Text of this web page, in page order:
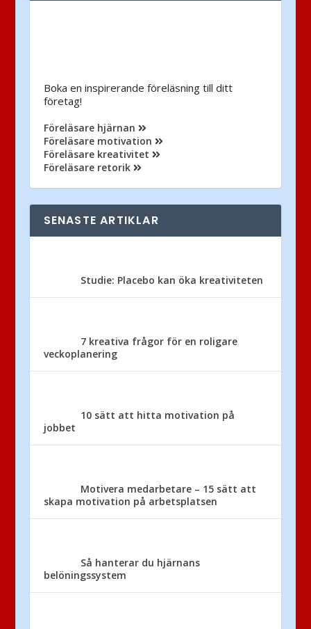
Boka en inspirerande föreläsning till ditt
företag!
Föreläsare hjärnan
Föreläsare motivation
Föreläsare kreativitet
Föreläsare retorik
SENASTE ARTIKLAR
Studie: Placebo kan öka kreativiteten
7 kreativa frågor för en roligare
veckoplanering
10 sätt att hitta motivation på
jobbet
Motivera medarbetare – 15 sätt att
skapa motivation på arbetsplatsen
Så hanterar du hjärnans
belöningssystem